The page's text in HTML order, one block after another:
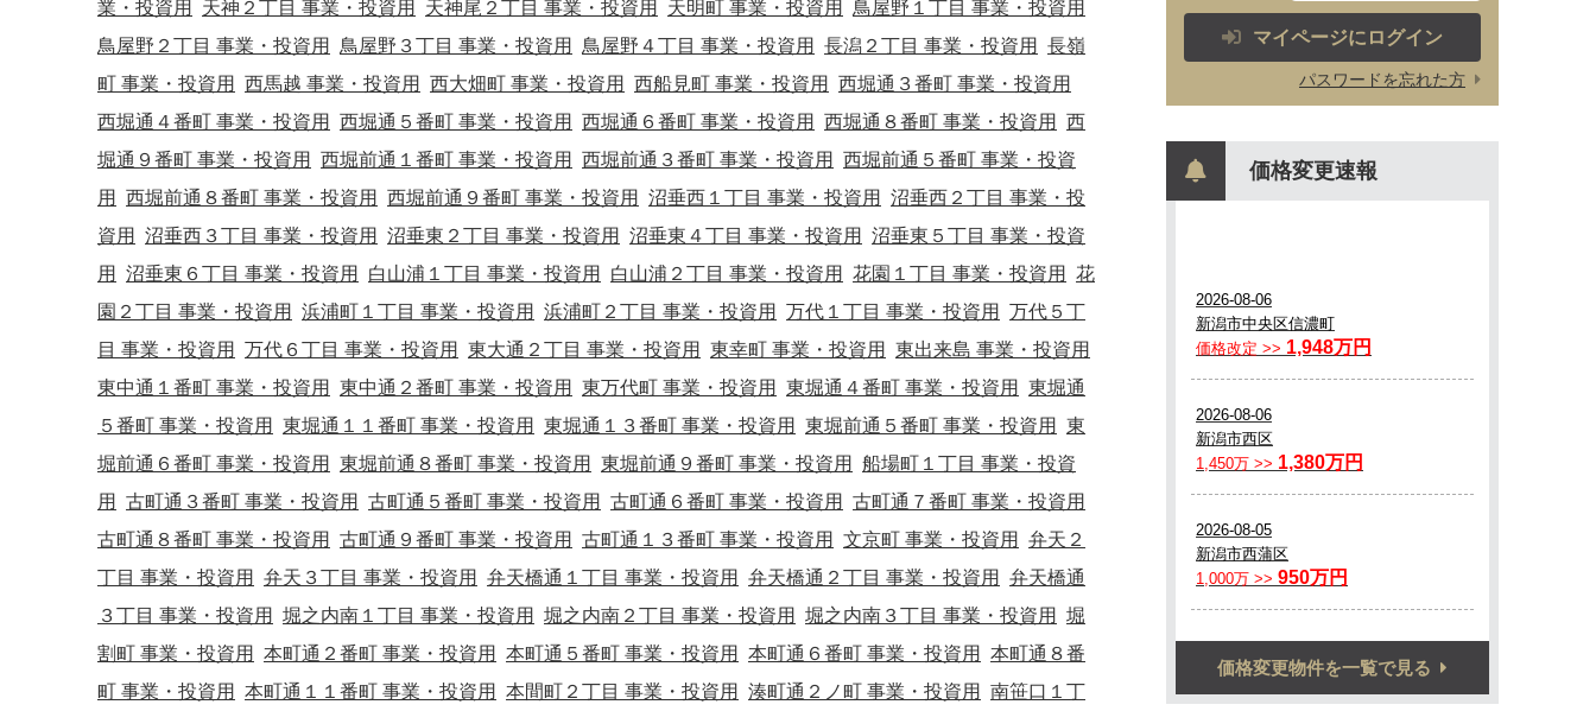
業・投資用
天神２丁目 事業・投資用 天神尾２丁目 事業・投資用 天明町 事業・投資用
鳥屋野１丁目 事業・投資用
鳥屋野２丁目 事業・投資用
鳥屋野３丁目 事業・投資用 鳥屋野４丁目 事業・投資用 長潟２丁目 事業・投資用
長嶺
町 事業・投資用
西馬越 事業・投資用 西大畑町 事業・投資用 西船見町 事業・投資用
西堀通３番町 事業・投資用
西堀通４番町 事業・投資用
西堀通５番町 事業・投資用 西堀通６番町 事業・投資用 西堀通８番町 事業・投資用
西
堀通９番町 事業・投資用
西堀前通１番町 事業・投資用 西堀前通３番町 事業・投資用
西堀前通５番町 事業・投資
用
西堀前通８番町 事業・投資用 西堀前通９番町 事業・投資用 沼垂西１丁目 事業・投資用
沼垂西２丁目 事業・投
資用
沼垂西３丁目 事業・投資用 沼垂東２丁目 事業・投資用 沼垂東４丁目 事業・投資用
沼垂東５丁目 事業・投資
用
沼垂東６丁目 事業・投資用 白山浦１丁目 事業・投資用 白山浦２丁目 事業・投資用 花園１丁目 事業・投資用
花
園２丁目 事業・投資用
浜浦町１丁目 事業・投資用 浜浦町２丁目 事業・投資用 万代１丁目 事業・投資用
万代５丁
目 事業・投資用
万代６丁目 事業・投資用 東大通２丁目 事業・投資用 東幸町 事業・投資用
東出来島 事業・投資用
東中通１番町 事業・投資用
東中通２番町 事業・投資用 東万代町 事業・投資用 東堀通４番町 事業・投資用
東堀通
５番町 事業・投資用
東堀通１１番町 事業・投資用 東堀通１３番町 事業・投資用 東堀前通５番町 事業・投資用
東
堀前通６番町 事業・投資用
東堀前通８番町 事業・投資用 東堀前通９番町 事業・投資用
船場町１丁目 事業・投資
用
古町通３番町 事業・投資用 古町通５番町 事業・投資用 古町通６番町 事業・投資用
古町通７番町 事業・投資用
古町通８番町 事業・投資用
古町通９番町 事業・投資用 古町通１３番町 事業・投資用 文京町 事業・投資用
弁天２
丁目 事業・投資用
弁天３丁目 事業・投資用 弁天橋通１丁目 事業・投資用 弁天橋通２丁目 事業・投資用
弁天橋通
３丁目 事業・投資用
堀之内南１丁目 事業・投資用 堀之内南２丁目 事業・投資用 堀之内南３丁目 事業・投資用
堀
割町 事業・投資用
本町通２番町 事業・投資用 本町通５番町 事業・投資用 本町通６番町 事業・投資用
本町通８番
町 事業・投資用
本町通１１番町 事業・投資用 本間町２丁目 事業・投資用 湊町通２ノ町 事業・投資用
南笹口１丁
マイページにログイン
パスワードを忘れた方
価格変更速報
価格変更物件を一覧で見る